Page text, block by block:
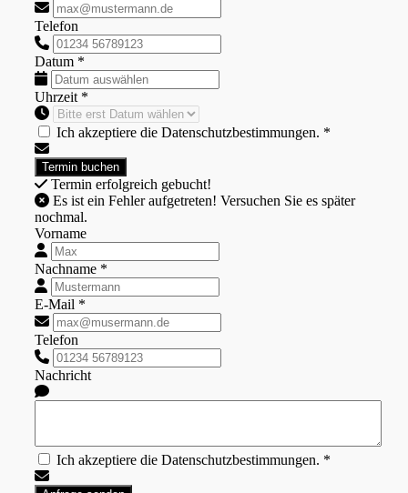
Telefon
Datum *
Uhrzeit *
Ich akzeptiere die Datenschutzbestimmungen. *
Termin erfolgreich gebucht!
nochmal.
Vorname
Nachname *
E-Mail *
Telefon
Nachricht
Ich akzeptiere die Datenschutzbestimmungen. *